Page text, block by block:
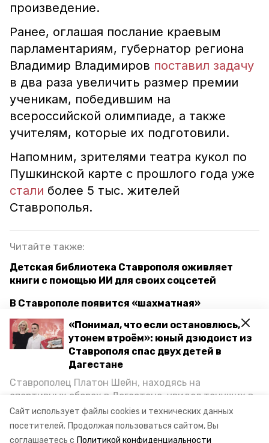
Сайт использует файлы cookies и технических данных
посетителей. Продолжая пользоваться сайтом, Вы
соглашаетесь с Политикой конфиденциальности
«Понимал, что если остановлюсь,
утонем втроём»: юный дзюдоист из
Ставрополя спас двух детей в
Дагестане
Ставрополец Платон Шейн, находясь на
спортивных сборах в Дегестане, увидел тонущих в
Каспийском море детей и бросился на помощь. По
возвращении домой, отважного мальчика
пригласили в министерство образования края и
произведение.
Ранее, оглашая послание краевым
парламентариям, губернатор региона
Владимир Владимиров поставил задачу
в два раза увеличить размер премии
ученикам, победившим на
всероссийской олимпиаде, а также
учителям, которые их подготовили.
Напомним, зрителями театра кукол по
Пушкинской карте с прошлого года уже
стали более 5 тыс. жителей
Ставрополья.
Читайте также:
Детская библиотека Ставрополя оживляет
книги с помощью ИИ для своих соцсетей
В Ставрополе появится «шахматная»
библиотека
Гастрофестиваль «Зов предков» пройдёт на
Татарском городище в Ставрополе
конкурс музыканты
ставропольский край